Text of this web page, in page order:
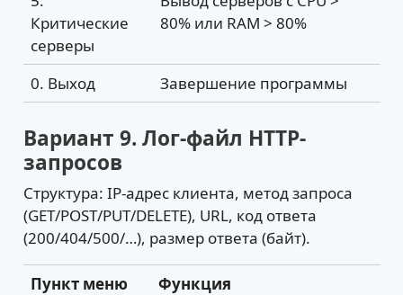
Критические
серверы
80% или RAM > 80%
0. Выход Завершение программы
Вариант 9. Лог-файл HTTP-
запросов
Структура: IP-адрес клиента, метод запроса
(GET/POST/PUT/DELETE), URL, код ответа
(200/404/500/…), размер ответа (байт).
Пункт меню Функция